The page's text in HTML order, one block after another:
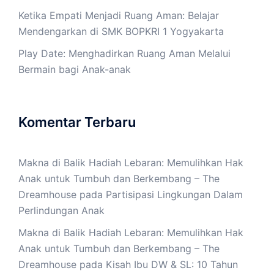
Ketika Empati Menjadi Ruang Aman: Belajar
Mendengarkan di SMK BOPKRI 1 Yogyakarta
Play Date: Menghadirkan Ruang Aman Melalui
Bermain bagi Anak-anak
Komentar Terbaru
Makna di Balik Hadiah Lebaran: Memulihkan Hak
Anak untuk Tumbuh dan Berkembang – The
Dreamhouse pada Partisipasi Lingkungan Dalam
Perlindungan Anak
Makna di Balik Hadiah Lebaran: Memulihkan Hak
Anak untuk Tumbuh dan Berkembang – The
Dreamhouse pada Kisah Ibu DW & SL: 10 Tahun